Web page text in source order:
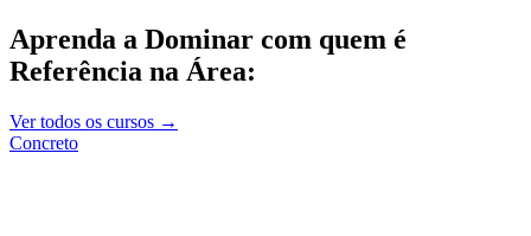
Aprenda a Dominar com quem é
Referência na Área:
Ver todos os cursos →
Concreto